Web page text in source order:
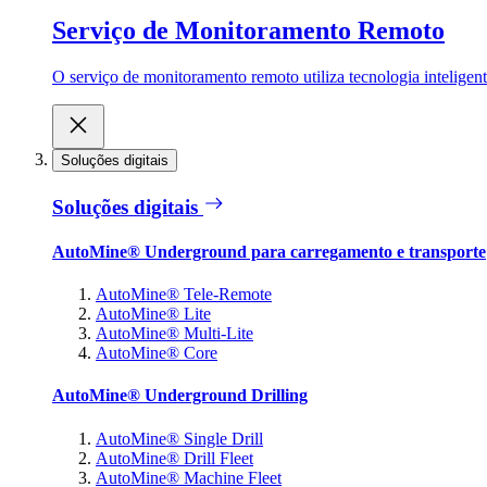
Serviço de Monitoramento Remoto
O serviço de monitoramento remoto utiliza tecnologia
Soluções digitais
Soluções digitais
AutoMine® Underground para carregamento e transporte
AutoMine® Tele-Remote
AutoMine® Lite
AutoMine® Multi-Lite
AutoMine® Core
AutoMine® Underground Drilling
AutoMine® Single Drill
AutoMine® Drill Fleet
AutoMine® Machine Fleet